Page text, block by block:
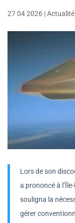
27 04 2026 |Actualité
Lors de son
a prononcé à
souligna la
gérer